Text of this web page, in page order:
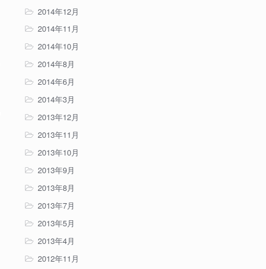
2014年12月
2014年11月
2014年10月
2014年8月
2014年6月
2014年3月
2013年12月
2013年11月
2013年10月
2013年9月
2013年8月
2013年7月
2013年5月
2013年4月
2012年11月